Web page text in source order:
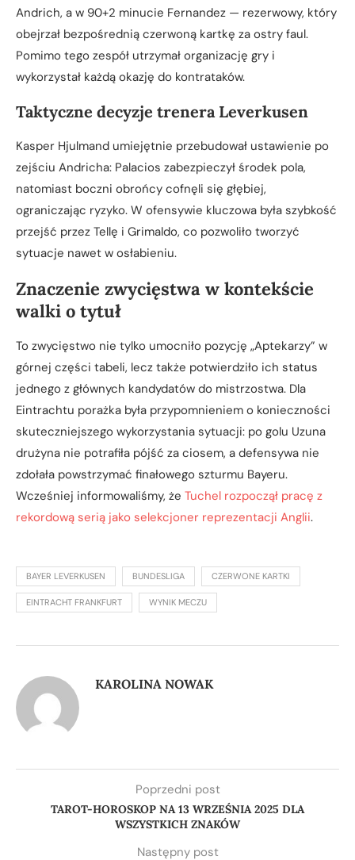
Andrich, a w 90+2 minucie Fernandez — rezerwowy, który
obejrzał bezpośrednią czerwoną kartkę za ostry faul.
Pomimo tego zespół utrzymał organizację gry i
wykorzystał każdą okazję do kontrataków.
Taktyczne decyzje trenera Leverkusen
Kasper Hjulmand umiejętnie przebudował ustawienie po
zejściu Andricha: Palacios zabezpieczył środek pola,
natomiast boczni obrońcy cofnęli się głębiej,
ograniczając ryzyko. W ofensywie kluczowa była szybkość
przejść przez Tellę i Grimaldo, co pozwoliło tworzyć
sytuacje nawet w osłabieniu.
Znaczenie zwycięstwa w kontekście
walki o tytuł
To zwycięstwo nie tylko umocniło pozycję „Aptekarzy” w
górnej części tabeli, lecz także potwierdziło ich status
jednego z głównych kandydatów do mistrzostwa. Dla
Eintrachtu porażka była przypomnieniem o konieczności
skuteczniejszego wykorzystania sytuacji: po golu Uzuna
drużyna nie potrafiła pójść za ciosem, a defensywa nie
zdołała powstrzymać finałowego szturmu Bayeru.
Wcześniej informowaliśmy, że Tuchel rozpoczął pracę z
rekordową serią jako selekcjoner reprezentacji Anglii.
BAYER LEVERKUSEN BUNDESLIGA CZERWONE KARTKI
EINTRACHT FRANKFURT WYNIK MECZU
KAROLINA NOWAK
Poprzedni post
TAROT-HOROSKOP NA 13 WRZEŚNIA 2025 DLA
WSZYSTKICH ZNAKÓW
Następny post